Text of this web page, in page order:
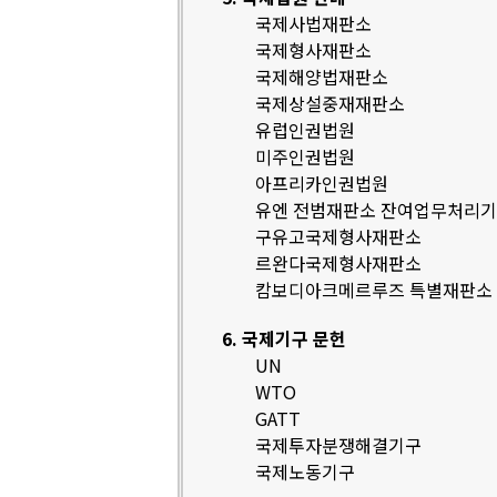
국제사법재판소
국제형사재판소
국제해양법재판소
국제상설중재재판소
유럽인권법원
미주인권법원
아프리카인권법원
유엔 전범재판소 잔여업무처리
구유고국제형사재판소
르완다국제형사재판소
캄보디아크메르루즈 특별재판소
6. 국제기구 문헌
UN
WTO
GATT
국제투자분쟁해결기구
국제노동기구